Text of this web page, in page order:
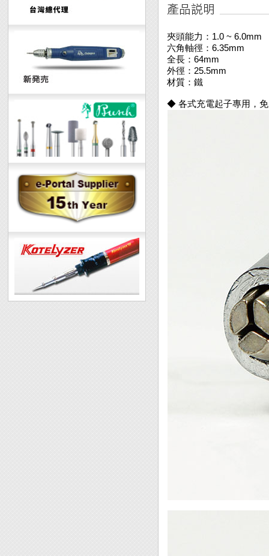
夾頭能力：1.0 ~ 6.0mm
六角軸徑：6.35mm
全長：64mm
外徑：25.5mm
材質：鐵
◆ 各式充電起子專用，